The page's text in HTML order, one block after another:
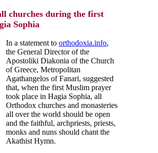
churches during the first
Sophia
In a statement to orthodoxia.info,
the General Director of the
Apostoliki Diakonia of the Church
of Greece, Metropolitan
Agathangelos of Fanari, suggested
that, when the first Muslim prayer
took place in Hagia Sophia, all
Orthodox churches and monasteries
all over the world should be open
and the faithful, archpriests, priests,
monks and nuns should chant the
Akathist Hymn.